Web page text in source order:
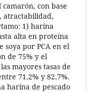
con base
atractabilidad,
1) harina
alta en proteína
soya por PCA en el
de 75% y el
mayores tasas de
71.2% y 82.7%.
harina de pescado